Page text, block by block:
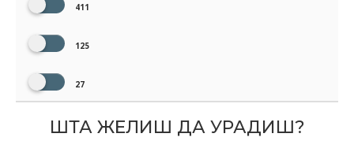
411
125
27
ШТА ЖЕЛИШ ДА УРАДИШ?